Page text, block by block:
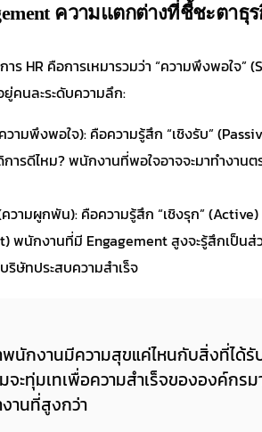
ความแตกต่างที่ชี้ชะตาธุ
ร HR คือการเหมารวมว่า “ความพึงพอใจ
คนละระดับความลึก:
ามพึงพอใจ): คือความรู้สึก “เชิงรับ”
ารดีไหม? พนักงานที่พอใจอาจจะมาทำงานต
วามผูกพัน): คือความรู้สึก “เชิงรุก”
พนักงานที่มี Engagement สูงจะรู้สึกเป็น
ษัทประสบความสำเร็จ
นักงานมีความสุขแค่ไหนกับสิ่งที่ได้
ะทุ่มเทเพื่อความสำเร็จขององค์กร
านที่สูงกว่า